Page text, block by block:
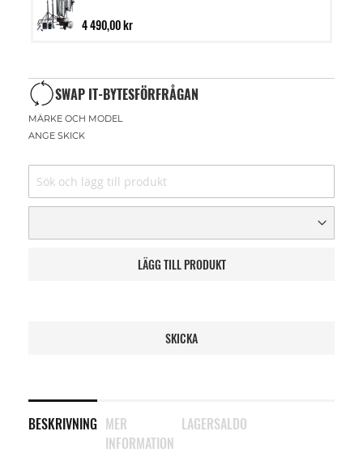
4 490,00 kr
SWAP IT-BYTESFÖRFRÅGAN
MÄRKE OCH MODEL
ANGE SKICK
LÄGG TILL PRODUKT
SKICKA
BESKRIVNING MER
INFORMATION
LAGERSALDO